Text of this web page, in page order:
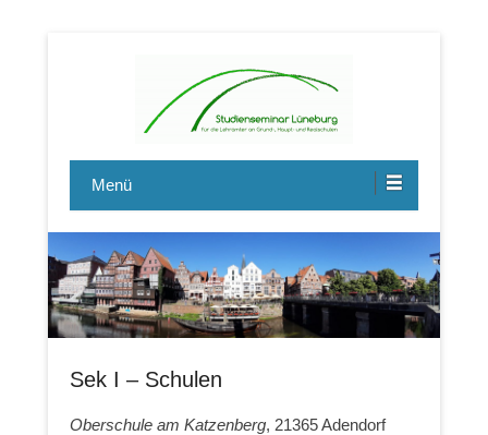
Studienseminar Lüneburg GHRS
Menü
Sek I – Schulen
Oberschule am Katzenberg, 21365 Adendorf